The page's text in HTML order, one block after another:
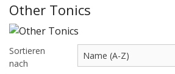
Four Seasons Formulas
East Earth Herbs
Chinese Patent Formulas
Other Tonics
Sortieren
nach